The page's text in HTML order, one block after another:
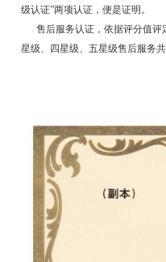
级认证”两项认证，便是证明。
售后服务认证，依据评分值评
星级、四星级、五星级售后服务